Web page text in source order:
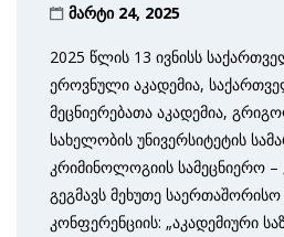
მარტი 24, 2025
2025 წლის 13 ივნისს
ეროვნული აკადემია,
მეცნიერებათა აკადემია,
სახელობის უნივერსიტეტის
კრიმინოლოგიის სამეცნიერო –
გეგმავს მეხუთე
კონფერენციის: „აკადემიური